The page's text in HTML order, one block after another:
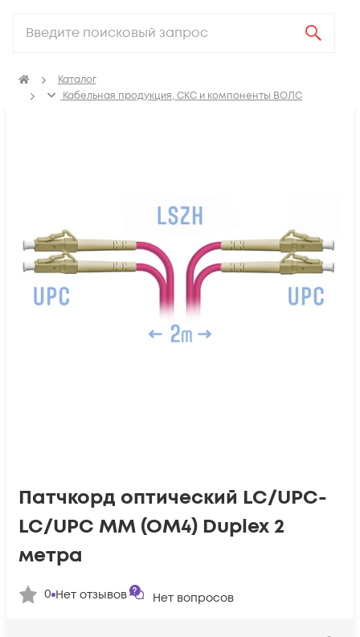
Каталог
Кабельная продукция, СКС и компоненты ВОЛС
Патчкорд оптический LC/UPC-
LC/UPC MM (OM4) Duplex 2
метра
0 Нет отзывов Нет вопросов